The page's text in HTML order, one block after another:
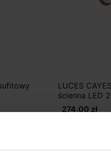
LUCES
ścienna LED
274,00 zł